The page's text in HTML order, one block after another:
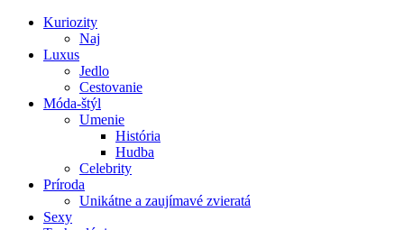
Kuriozity
Naj
Luxus
Jedlo
Cestovanie
Móda-štýl
Umenie
História
Hudba
Celebrity
Príroda
Unikátne a zaujímavé zvieratá
Sexy